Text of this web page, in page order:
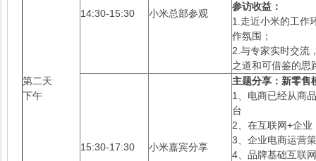
第二天
下午
14:30-15:30 小米总部参观
参访收益：
1.走近小米的工作
作氛围；
2.与专家实时交流
之道和可借鉴的思
15:30-17:30 小米嘉宾分享
主题分享：新零售
1、电商已经从商
台
2、在互联网+企
3、企业电商运营
4、品牌基础互联